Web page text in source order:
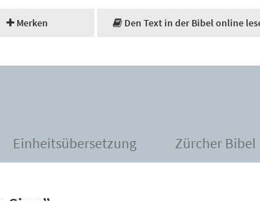
Merken Den Text in der Bibel online
Einheitsübersetzung Zürcher Bibel